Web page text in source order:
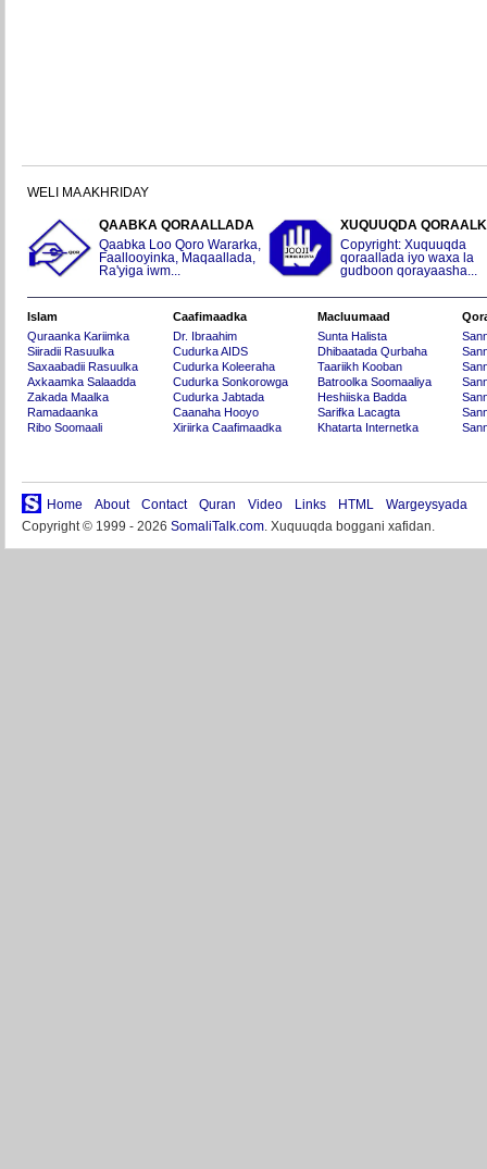
WELI MA AKHRIDAY
QAABKA QORAALLADA
Qaabka Loo Qoro Wararka,
Faallooyinka, Maqaallada,
Ra'yiga iwm...
XUQUUQDA
Copyright: Xuquuqda
qoraallada iyo waxa la
gudboon qorayaasha...
Islam
Quraanka Kariimka
Siiradii Rasuulka
Saxaabadii Rasuulka
Axkaamka Salaadda
Zakada Maalka
Ramadaanka
Ribo Soomaali
Caafimaadka
Dr. Ibraahim
Cudurka AIDS
Cudurka Koleeraha
Cudurka Sonkorowga
Cudurka Jabtada
Caanaha Hooyo
Xiriirka Caafimaadka
Macluumaad
Sunta Halista
Dhibaatada Qurbaha
Taariikh Kooban
Batroolka Soomaaliya
Heshiiska Badda
Sarifka Lacagta
Khatarta Internetka
Home About Contact Quran Video Links HTML
Wargeysyada
Copyright © 1999 - 2026 SomaliTalk.com. Xuquuqda boggani xafidan.